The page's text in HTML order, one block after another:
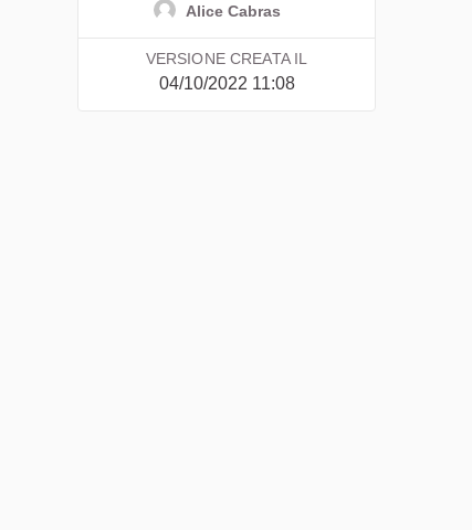
Alice Cabras
VERSIONE CREATA IL
04/10/2022 11:08